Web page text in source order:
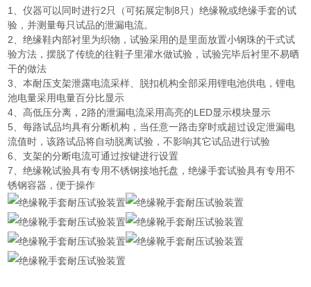
1、仪器可以同时进行2只（可拓展定制8只）绝缘靴或绝缘手套的试
验，并测量每只试品的泄漏电流。
2、绝缘鞋内部衬里为织物，试验采用的是里面放置小钢珠的干式试
验方法，摆脱了传统的往鞋子里灌水做试验，试验完毕后衬里不易晒
干的做法
3、本耐压支架泄露电流采样、脱扣机构全部采用锂电池供电，锂电
池电量采用电量百分比显示
4、高低压分离，2路的泄漏电流采用高亮的LED显示模块显示
5、每路试品均具有分断机构，当任意一路击穿时或超过设定泄漏电
流值时，该路试品将自动脱离试验，不影响其它试品进行试验
6、支架的分断电流可通过按键进行设置
7、绝缘靴试验具有专用不锈钢接地托盘，绝缘手套试验具有专用不
锈钢容器，便于操作